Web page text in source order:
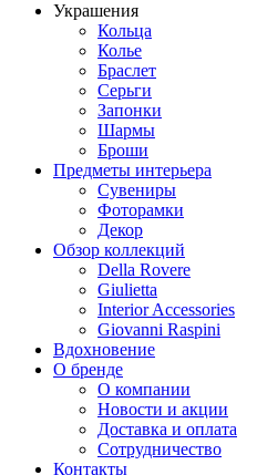
Украшения
Кольца
Колье
Браслет
Серьги
Запонки
Шармы
Броши
Предметы интерьера
Сувениры
Фоторамки
Декор
Обзор коллекций
Della Rovere
Giulietta
Interior Accessories
Giovanni Raspini
Вдохновение
О бренде
О компании
Новости и акции
Доставка и оплата
Сотрудничество
Контакты